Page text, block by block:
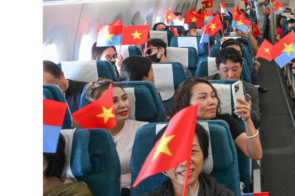
Đời sống
Lao động - Công đoàn
Showbiz
Điện ảnh
Âm nhạc
Bình
Hậu
360 độ
Thế giới
Thời sự Quốc tế
Hồ sơ tài liệu
Thế giới giao thông
Thế giới xây dựng
Đi ++
Du lịch
Khám phá
Lối sống
Ẩm thực
Video
Thời sự
Khám
Câu
Lăng